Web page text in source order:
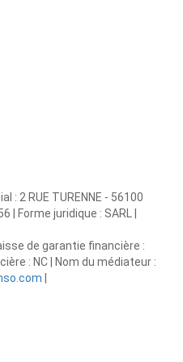
: 2 RUE TURENNE - 56100
Forme juridique : SARL |
de garantie financière :
: NC | Nom du médiateur :